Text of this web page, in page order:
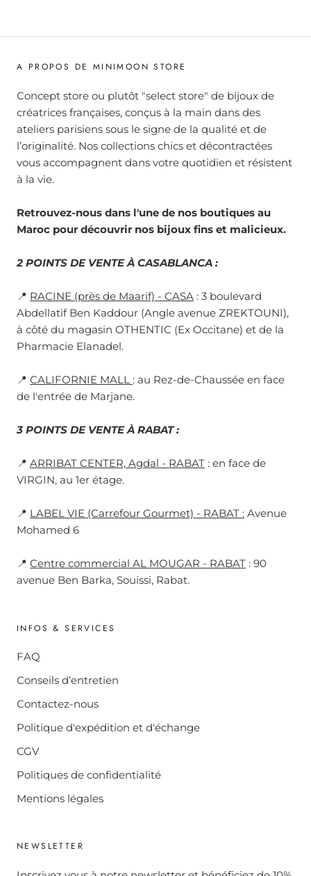
A PROPOS DE MINIMOON STORE
Concept store ou plutôt "select store" de bijoux de
créatrices françaises, conçus à la main dans des
ateliers parisiens sous le signe de la qualité et de
l’originalité. Nos collections chics et décontractées
vous accompagnent dans votre quotidien et résistent
à la vie.
Retrouvez-nous dans l'une de nos boutiques au
Maroc pour découvrir nos bijoux fins et malicieux.
2 POINTS DE VENTE À CASABLANCA :
📍 RACINE (près de Maarif) - CASA : 3 boulevard
Abdellatif Ben Kaddour (Angle avenue ZREKTOUNI),
à côté du magasin OTHENTIC (Ex Occitane) et de la
Pharmacie Elanadel.
📍 CALIFORNIE MALL : au Rez-de-Chaussée en face
de l'entrée de Marjane.
3 POINTS DE VENTE À RABAT :
📍 ARRIBAT CENTER, Agdal - RABAT : en face de
VIRGIN, au 1er étage.
📍 LABEL VIE (Carrefour Gourmet) - RABAT : Avenue
Mohamed 6
📍 Centre commercial AL MOUGAR - RABAT : 90
avenue Ben Barka, Souissi, Rabat.
INFOS & SERVICES
FAQ
Conseils d’entretien
Contactez-nous
Politique d'expédition et d'échange
CGV
Politiques de confidentialité
Mentions légales
NEWSLETTER